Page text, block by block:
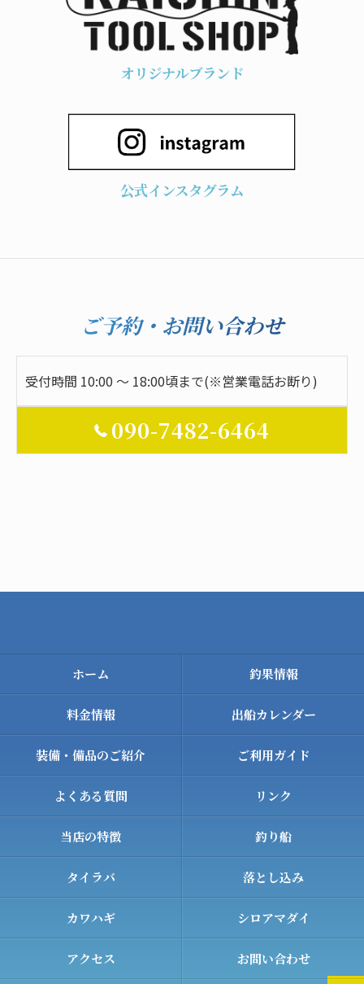
オリジナルブランド
公式インスタグラム
ご予約・お問い合わせ
受付時間 10:00 ～ 18:00頃まで(※営業電話お断り)
090-7482-6464
ホーム 釣果情報
料金情報 出船カレンダー
装備・備品のご紹介 ご利用ガイド
よくある質問 リンク
当店の特徴 釣り船
タイラバ 落とし込み
カワハギ シロアマダイ
アクセス お問い合わせ